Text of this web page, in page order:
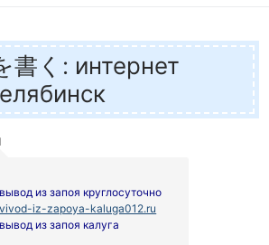
書く: интернет
вывод из запоя круглосуточно
vivod-iz-zapoya-kaluga012.ru
вывод из запоя калуга